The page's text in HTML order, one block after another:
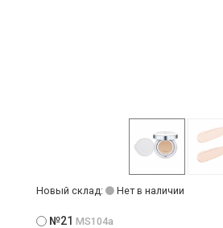
Новый склад: Нет в наличии
№21 MS104a